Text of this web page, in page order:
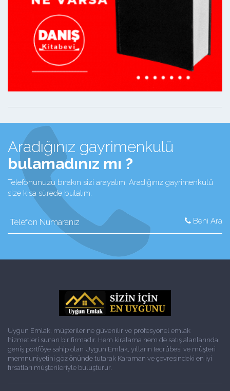
Aradığınız gayrimenkulü
bulamadınız mı ?
Telefonunuzu bırakın sizi arayalım. Aradığınız gayrimenkulü
size kısa sürede bulalım.
Beni Ara
Uygun Emlak, müşterilerine güvenilir ve profesyonel emlak
hizmetleri sunan bir firmadır. Hem kiralama hem de satış alanlarında
geniş portföye sahip olan Uygun Emlak, yılların tecrübesi ve müşteri
memnuniyetini göz önünde tutarak Karaman ve çevresindeki en iyi
fırsatları müşterileriyle buluşturur.